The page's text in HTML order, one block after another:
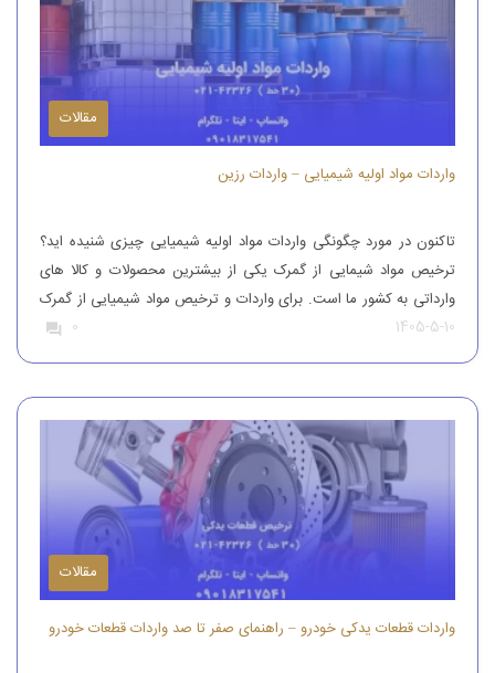
مقالات
واردات مواد اولیه شیمیایی – واردات رزین
تاکنون در مورد چگونگی واردات مواد اولیه شیمیایی چیزی شنیده اید؟
ترخیص مواد شیمایی از گمرک یکی از بیشترین محصولات و کالا های
وارداتی به کشور ما است. برای واردات و ترخیص مواد شیمیایی از گمرک
باید به افراد با تجربه رجوع کرد. افرادی که بتوانند مواد شیمیایی درجه
یک را وارد کنند. واردات و […]
1405-5-10
0
مقالات
واردات قطعات یدکی خودرو – راهنمای صفر تا صد واردات قطعات خودرو